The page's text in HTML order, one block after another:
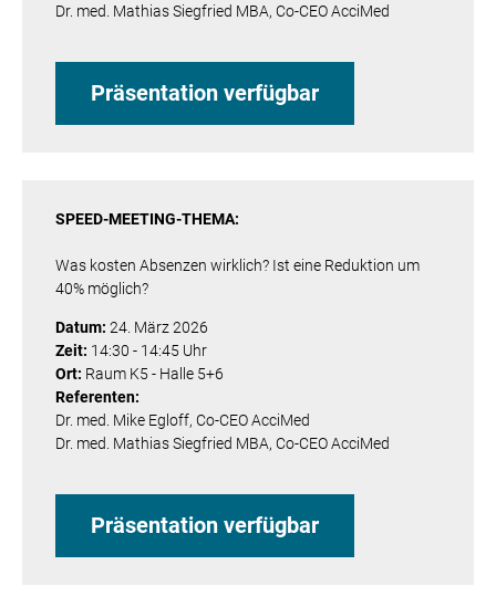
Dr. med. Mathias Siegfried MBA, Co-CEO AcciMed
Präsentation verfügbar
SPEED-MEETING-THEMA:
Was kosten Absenzen wirklich? Ist eine Reduktion um
40% möglich?
Datum: 24. März 2026
Zeit: 14:30 - 14:45 Uhr
Ort: Raum K5 - Halle 5+6
Referenten:
Dr. med. Mike Egloff, Co-CEO AcciMed
Dr. med. Mathias Siegfried MBA, Co-CEO AcciMed
Präsentation verfügbar